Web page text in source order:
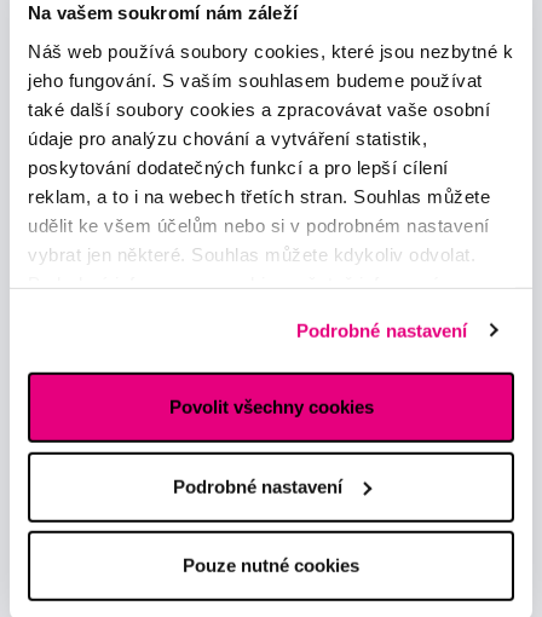
Na vašem soukromí nám záleží
Náš web používá soubory cookies, které jsou nezbytné k
jeho fungování. S vaším souhlasem budeme používat
také další soubory cookies a zpracovávat vaše osobní
údaje pro analýzu chování a vytváření statistik,
poskytování dodatečných funkcí a pro lepší cílení
reklam, a to i na webech třetích stran. Souhlas můžete
udělit ke všem účelům nebo si v podrobném nastavení
vybrat jen některé. Souhlas můžete kdykoliv odvolat.
Podrobné nastavení
Povolit všechny cookies
Podrobné nastavení
Pouze nutné cookies
Novinky a nabídky
Odebírat
Chci dostávat informace o novinkách a akčních nabídkách